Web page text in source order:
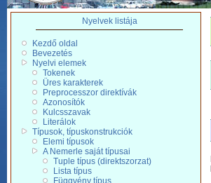
Nyelvek listája
Kezdő oldal
Bevezetés
Nyelvi elemek
Tokenek
Üres karakterek
Preprocesszor direktívák
Azonosítók
Kulcsszavak
Literálok
Típusok, típuskonstrukciók
Elemi típusok
A Nemerle saját típusai
Tuple típus (direktszorzat)
Lista típus
Függvény típus